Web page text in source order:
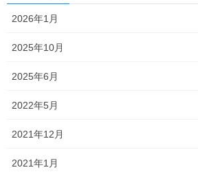
2026年1月
2025年10月
2025年6月
2022年5月
2021年12月
2021年1月